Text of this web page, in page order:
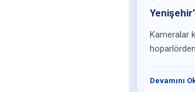
Kameralar
Devamını